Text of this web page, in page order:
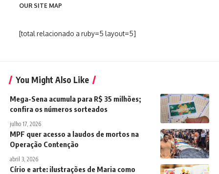
OUR SITE MAP
[total relacionado a ruby=5 layout=5]
You Might Also Like
Mega-Sena acumula para R$ 35 milhões;
confira os números sorteados
julho 17, 2026
MPF quer acesso a laudos de mortos na
Operação Contenção
abril 3, 2026
Círio e arte: ilustrações de Maria como